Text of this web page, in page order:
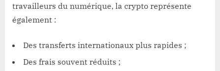
travailleurs du numérique, la crypto représente
également :
Des transferts internationaux plus rapides ;
Des frais souvent réduits ;